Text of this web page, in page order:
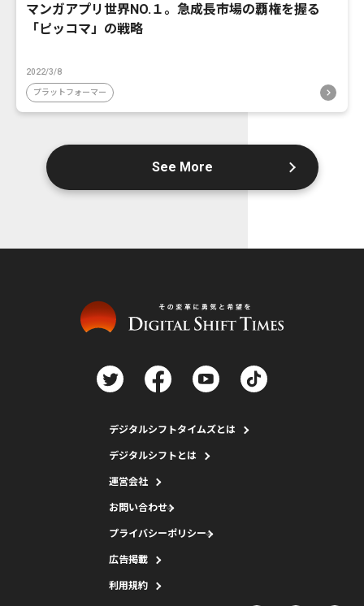
マンガアプリ世界NO.１。急成長市場の覇権を握る
「ピッコマ」の戦略
2022/3/8
プラットフォーマー
See More
デジタルシフトタイムズとは
デジタルシフトとは
運営会社
お問い合わせ
プライバシーポリシー
広告掲載
利用規約